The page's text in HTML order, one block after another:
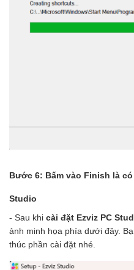
Bước 6: Bấm vào Finish là
Studio
- Sau khi cài đặt Ezviz PC
ảnh minh họa phía dưới đây.
thúc phần cài đặt nhé.